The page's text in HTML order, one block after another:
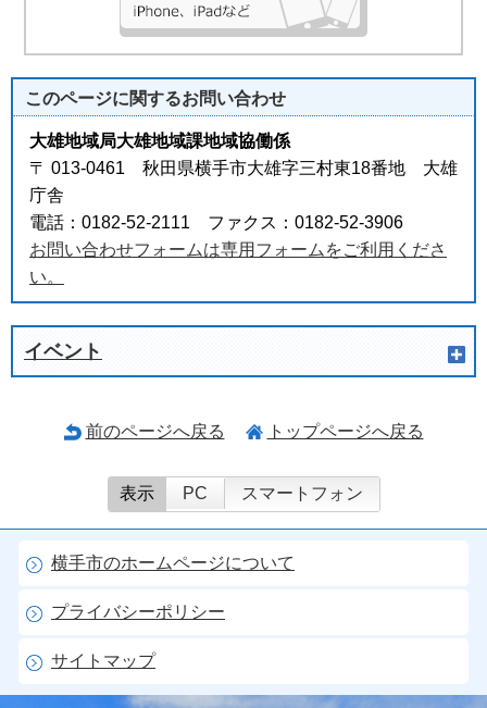
このページに関するお問い合わせ
大雄地域局大雄地域課地域協働係
〒 013-0461 秋田県横手市大雄字三村東18番地 大雄
庁舎
電話：0182-52-2111 ファクス：0182-52-3906
お問い合わせフォームは専用フォームをご利用くださ
い。
イベント
前のページへ戻る トップページへ戻る
表示 PC スマートフォン
横手市のホームページについて
プライバシーポリシー
サイトマップ